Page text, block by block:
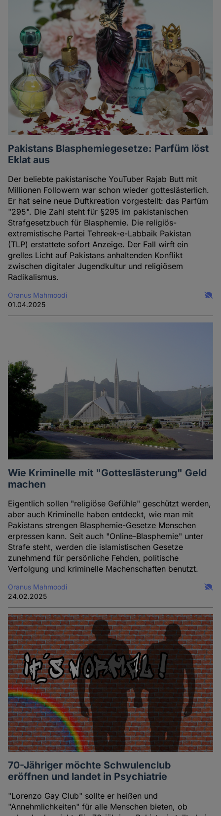
Pakistans Blasphemiegesetze: Parfüm löst
Eklat aus
Der beliebte pakistanische YouTuber Rajab Butt mit
Millionen Followern war schon wieder gotteslästerlich.
Er hat seine neue Duftkreation vorgestellt: das Parfüm
"295". Die Zahl steht für §295 im pakistanischen
Strafgesetzbuch für Blasphemie. Die religiös-
extremistische Partei Tehreek-e-Labbaik Pakistan
(TLP) erstattete sofort Anzeige. Der Fall wirft ein
grelles Licht auf Pakistans anhaltenden Konflikt
zwischen digitaler Jugendkultur und religiösem
Radikalismus.
Oranus Mahmoodi
01.04.2025
Wie Kriminelle mit "Gotteslästerung" Geld
machen
Eigentlich sollen "religiöse Gefühle" geschützt werden,
aber auch Kriminelle haben entdeckt, wie man mit
Pakistans strengen Blasphemie-Gesetze Menschen
erpressen kann. Seit auch "Online-Blasphemie" unter
Strafe steht, werden die islamistischen Gesetze
zunehmend für persönliche Fehden, politische
Verfolgung und kriminelle Machenschaften benutzt.
Oranus Mahmoodi
24.02.2025
70-Jähriger möchte Schwulenclub
eröffnen und landet in Psychiatrie
"Lorenzo Gay Club" sollte er heißen und
"Annehmlichkeiten" für alle Menschen bieten, ob